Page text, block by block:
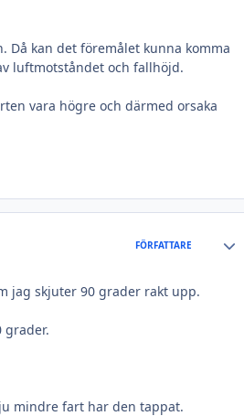
kan det föremålet kunna komma
luftmotståndet och fallhöjd.
vara högre och därmed orsaka
FÖRFATTARE
jag skjuter 90 grader rakt upp.
grader.
mindre fart har den tappat.